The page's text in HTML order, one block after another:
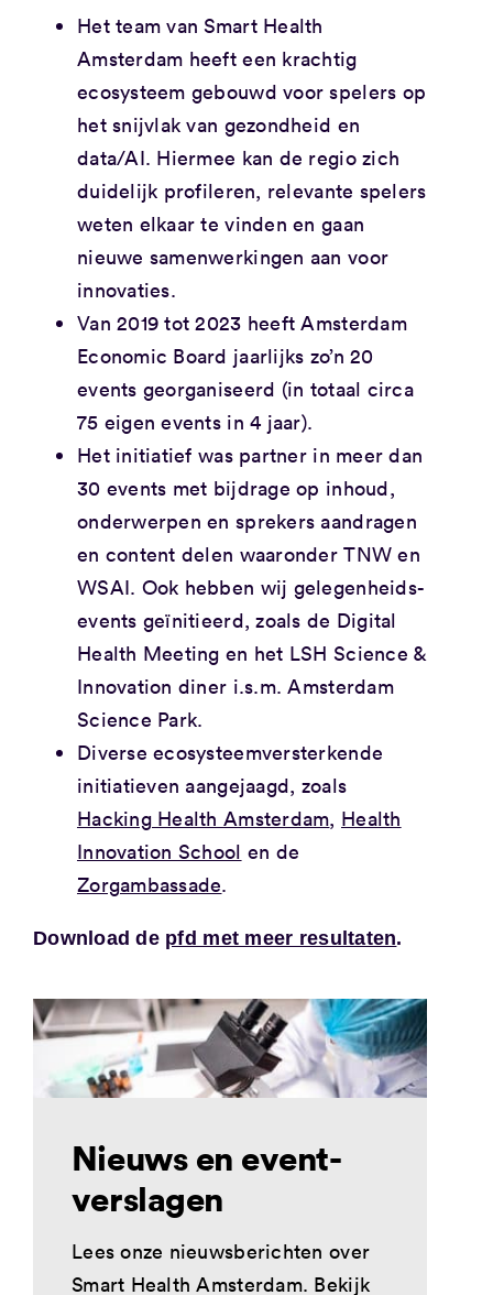
Het team van Smart Health
Amsterdam heeft een krachtig
ecosysteem gebouwd voor spelers op
het snijvlak van gezondheid en
data/AI. Hiermee kan de regio zich
duidelijk profileren, relevante spelers
weten elkaar te vinden en gaan
nieuwe samenwerkingen aan voor
innovaties.
Van 2019 tot 2023 heeft Amsterdam
Economic Board jaarlijks zo’n 20
events georganiseerd (in totaal circa
75 eigen events in 4 jaar).
Het initiatief was partner in meer dan
30 events met bijdrage op inhoud,
onderwerpen en sprekers aandragen
en content delen waaronder TNW en
WSAI. Ook hebben wij gelegenheids-
events geïnitieerd, zoals de Digital
Health Meeting en het LSH Science &
Innovation diner i.s.m. Amsterdam
Science Park.
Diverse ecosysteemversterkende
initiatieven aangejaagd, zoals
Hacking Health Amsterdam, Health
Innovation School en de
Zorgambassade.
Download de pfd met meer resultaten.
Nieuws en event-
verslagen
Lees onze nieuwsberichten over
Smart Health Amsterdam. Bekijk